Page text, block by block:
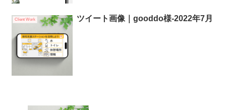
Client Work ツイート画像｜gooddo様-2022年7月